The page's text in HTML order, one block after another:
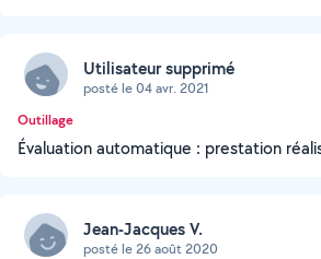
Utilisateur supprimé
posté le 04 avr. 2021
Outillage
Évaluation automatique : prestation
Jean-Jacques V.
posté le 26 août 2020